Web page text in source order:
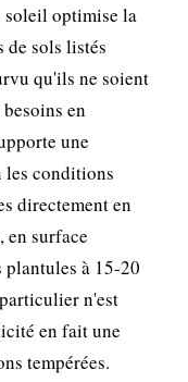
soleil optimise la
sols listés
qu'ils ne soient
en
une
conditions
directement en
en surface
plantules à 15-20
n'est
en fait une
tempérées.